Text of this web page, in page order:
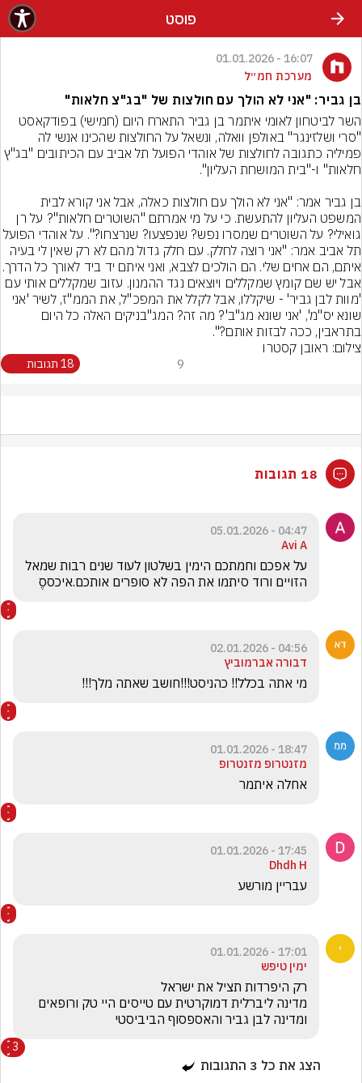
פוסט
16:07 - 01.01.2026
מערכת חמ״ל
בן גביר: "אני לא הולך עם חולצות של "בג"צ חלאות"
בן גביר אמר: "אני לא הולך עם חולצות כאלה, אבל אני קורא לבית
בתראבין, ככה לבזות אותם?".
צילום: ראובן קסטרו
9 18 תגובות
18 תגובות
04:47 - 05.01.2026
Avi A
הזויים ורוד סיתמו את הפה לא סופרים אותכם.איכססֶ
04:56 - 02.01.2026
דבורה אברמוביץ
מי אתה בכלל!! כהניסט!!!חושב שאתה מלך!!!
18:47 - 01.01.2026
מזנטרופ מזנטרופ
אחלה איתמר
17:45 - 01.01.2026
Dhdh H
עבריין מורשע
17:01 - 01.01.2026
ימין טיפש
ומדינה לבן גביר והאספסוף הביביסטי
3
הצג את כל 3 התגובות